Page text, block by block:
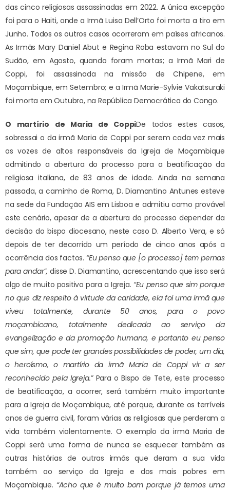
das cinco religiosas assassinadas em 2022. A única excepção
foi para o Haiti, onde a Irmã Luisa Dell’Orto foi morta a tiro em
Junho. Todos os outros casos ocorreram em países africanos.
As Irmãs Mary Daniel Abut e Regina Roba estavam no Sul do
Sudão, em Agosto, quando foram mortas; a Irmã Mari de
Coppi, foi assassinada na missão de Chipene, em
Moçambique, em Setembro; e a Irmã Marie-Sylvie Vakatsuraki
foi morta em Outubro, na República Democrática do Congo.
O martírio de Maria de CoppiDe todos estes casos,
sobressai o da irmã Maria de Coppi por serem cada vez mais
as vozes de altos responsáveis da Igreja de Moçambique
admitindo a abertura do processo para a beatificação da
religiosa italiana, de 83 anos de idade. Ainda na semana
passada, a caminho de Roma, D. Diamantino Antunes esteve
na sede da Fundação AIS em Lisboa e admitiu como provável
este cenário, apesar de a abertura do processo depender da
decisão do bispo diocesano, neste caso D. Alberto Vera, e só
depois de ter decorrido um período de cinco anos após a
ocorrência dos factos. “Eu penso que [o processo] tem pernas
para andar”, disse D. Diamantino, acrescentando que isso será
algo de muito positivo para a Igreja. “Eu penso que sim porque
no que diz respeito à virtude da caridade, ela foi uma irmã que
viveu totalmente, durante 50 anos, para o povo
moçambicano, totalmente dedicada ao serviço da
evangelização e da promoção humana, e portanto eu penso
que sim, que pode ter grandes possibilidades de poder, um dia,
o heroísmo, o martírio da irmã Maria de Coppi vir a ser
reconhecido pela Igreja.”Para o Bispo de Tete, este processo
de beatificação, a ocorrer, será também muito importante
para a Igreja de Moçambique, até porque, durante os terríveis
anos de guerra civil, foram várias as religiosas que perderam a
vida também violentamente. O exemplo da irmã Maria de
Coppi será uma forma de nunca se esquecer também as
outras histórias de outras irmãs que deram a sua vida
também ao serviço da Igreja e dos mais pobres em
Moçambique. “Acho que é muito bom porque já temos uma